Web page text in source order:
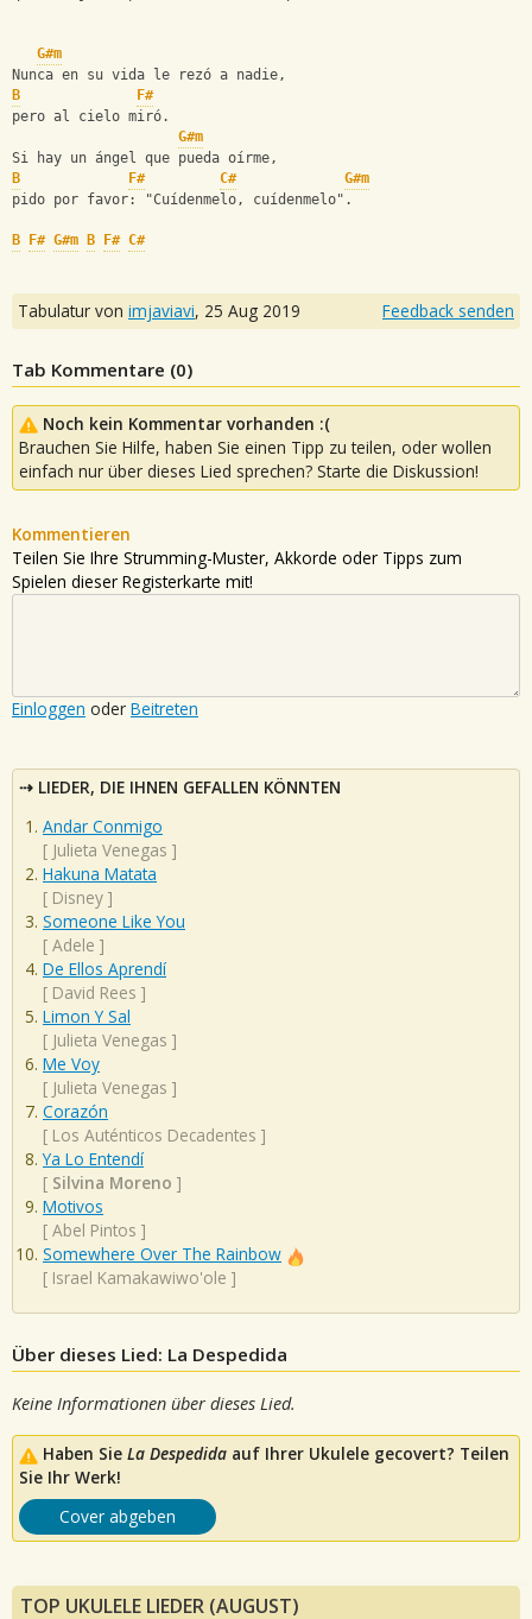
G#m
Nunca en su vida le rezó a nadie,
B
F#
pero al cielo miró.
G#m
Si hay un ángel que pueda oírme,
B
F# C#
G#m
pido por favor: "Cuídenmelo, cuídenmelo".
B F# G#m B F# C#
Tabulatur von imjaviavi, 25 Aug 2019 Feedback senden
Tab Kommentare (0)
Noch kein Kommentar vorhanden :(
Brauchen Sie Hilfe, haben Sie einen Tipp zu teilen, oder wollen
einfach nur über dieses Lied sprechen? Starte die Diskussion!
Kommentieren
Teilen Sie Ihre Strumming-Muster, Akkorde oder Tipps zum
Spielen dieser Registerkarte mit!
Einloggen oder Beitreten
LIEDER, DIE IHNEN GEFALLEN KÖNNTEN
Andar Conmigo
[ Julieta Venegas ]
Hakuna Matata
[ Disney ]
Someone Like You
[ Adele ]
De Ellos Aprendí
[ David Rees ]
Limon Y Sal
[ Julieta Venegas ]
Me Voy
[ Julieta Venegas ]
Corazón
[ Los Auténticos Decadentes ]
Ya Lo Entendí
[ Silvina Moreno ]
Motivos
[ Abel Pintos ]
Somewhere Over The Rainbow
[ Israel Kamakawiwo'ole ]
Über dieses Lied: La Despedida
Keine Informationen über dieses Lied.
Haben Sie La Despedida auf Ihrer Ukulele gecovert? Teilen
Sie Ihr Werk!
Cover abgeben
TOP UKULELE LIEDER (AUGUST)